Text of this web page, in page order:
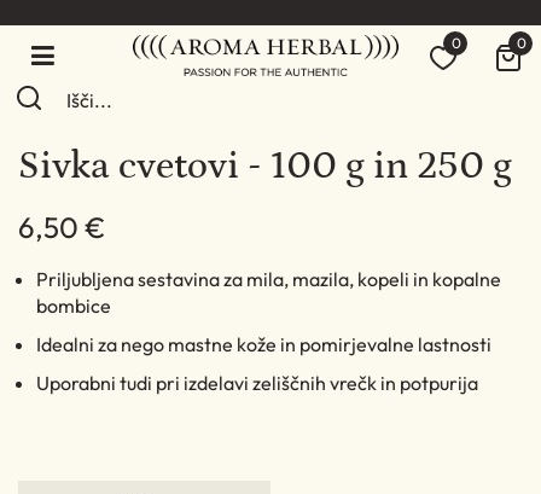
0 0
Sivka cvetovi - 100 g in 250 g
6,50 €
Priljubljena sestavina za mila, mazila, kopeli in kopalne
bombice
Idealni za nego mastne kože in pomirjevalne lastnosti
Uporabni tudi pri izdelavi zeliščnih vrečk in potpurija